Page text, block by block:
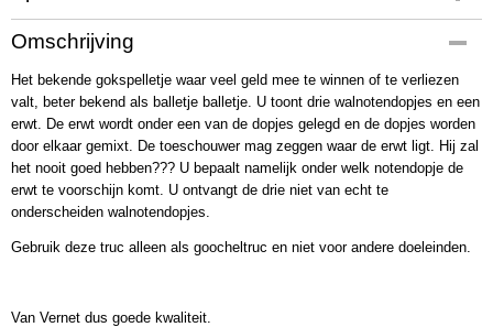
Productcode
2239
Bruto gewicht
20,00 g
Omschrijving
Het bekende gokspelletje waar veel geld mee te winnen of te verliezen
valt, beter bekend als balletje balletje. U toont drie walnotendopjes en een
erwt. De erwt wordt onder een van de dopjes gelegd en de dopjes worden
door elkaar gemixt. De toeschouwer mag zeggen waar de erwt ligt. Hij zal
het nooit goed hebben??? U bepaalt namelijk onder welk notendopje de
erwt te voorschijn komt. U ontvangt de drie niet van echt te
onderscheiden walnotendopjes.
Gebruik deze truc alleen als goocheltruc en niet voor andere doeleinden.
Van Vernet dus goede kwaliteit.